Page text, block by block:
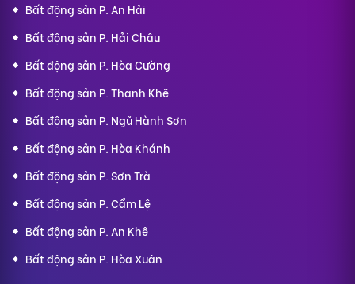
Bất động sản P. An Hải
Bất động sản P. Hải Châu
Bất động sản P. Hòa Cường
Bất động sản P. Thanh Khê
Bất động sản P. Ngũ Hành Sơn
Bất động sản P. Hòa Khánh
Bất động sản P. Sơn Trà
Bất động sản P. Cẩm Lệ
Bất động sản P. An Khê
Bất động sản P. Hòa Xuân